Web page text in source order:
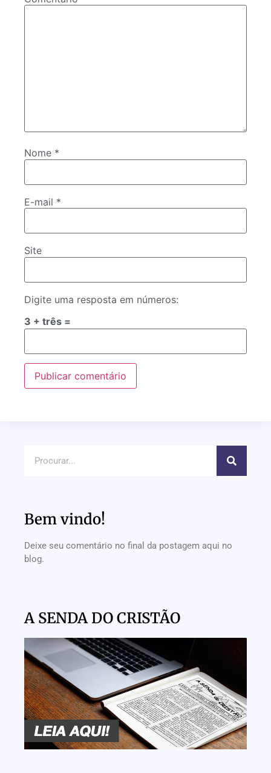
Nome *
E-mail *
Site
Digite uma resposta em números:
3 + três =
Bem vindo!
Deixe seu comentário no final da postagem aqui no
blog.
A SENDA DO CRISTÃO